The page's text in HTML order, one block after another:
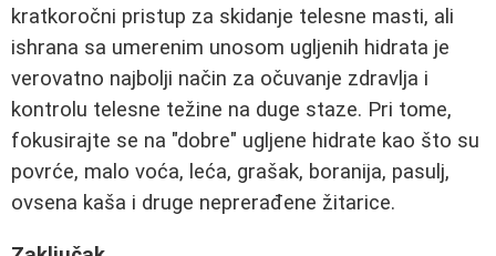
kratkoročni pristup za skidanje telesne masti, ali
ishrana sa umerenim unosom ugljenih hidrata je
verovatno najbolji način za očuvanje zdravlja i
kontrolu telesne težine na duge staze. Pri tome,
fokusirajte se na "dobre" ugljene hidrate kao što su
povrće, malo voća, leća, grašak, boranija, pasulj,
ovsena kaša i druge neprerađene žitarice.